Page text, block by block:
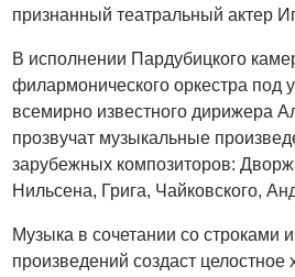
признанный театральный актер
В исполнении Пардубицкого
филармонического оркестра под
всемирно известного дирижера
прозвучат музыкальные
зарубежных композиторов:
Нильсена, Грига, Чайковского,
Музыка в сочетании со строками
произведений создаст целостное